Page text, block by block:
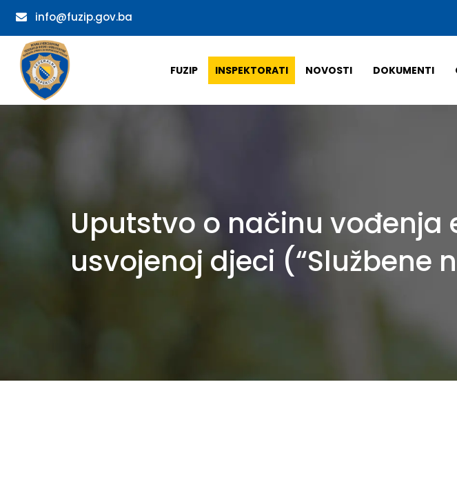
info@fuzip.gov.ba
FUZIP INSPEKTORATI NOVOSTI DOKUMENTI
Uputstvo o načinu vođenja
usvojenoj djeci (“Službene